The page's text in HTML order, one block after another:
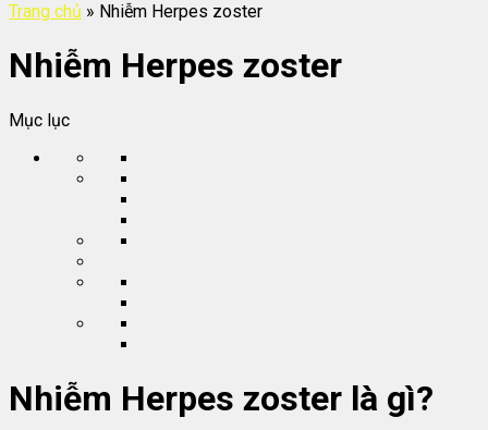
Trang chủ » Nhiễm Herpes zoster
Nhiễm Herpes zoster
Mục lục
Nhiễm Herpes zoster là gì?